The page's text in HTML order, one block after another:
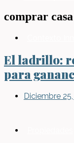
comprar casa
El ladrillo:
para
Diciembre